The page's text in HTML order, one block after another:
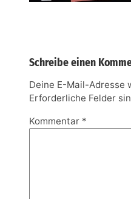
Schreibe einen
Deine E-Mail-Adresse
Erforderliche Felder
Kommentar *